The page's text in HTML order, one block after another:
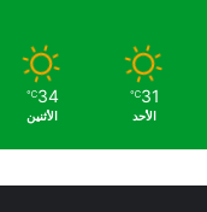
31
℃
الأحد
34
℃
الأثنين